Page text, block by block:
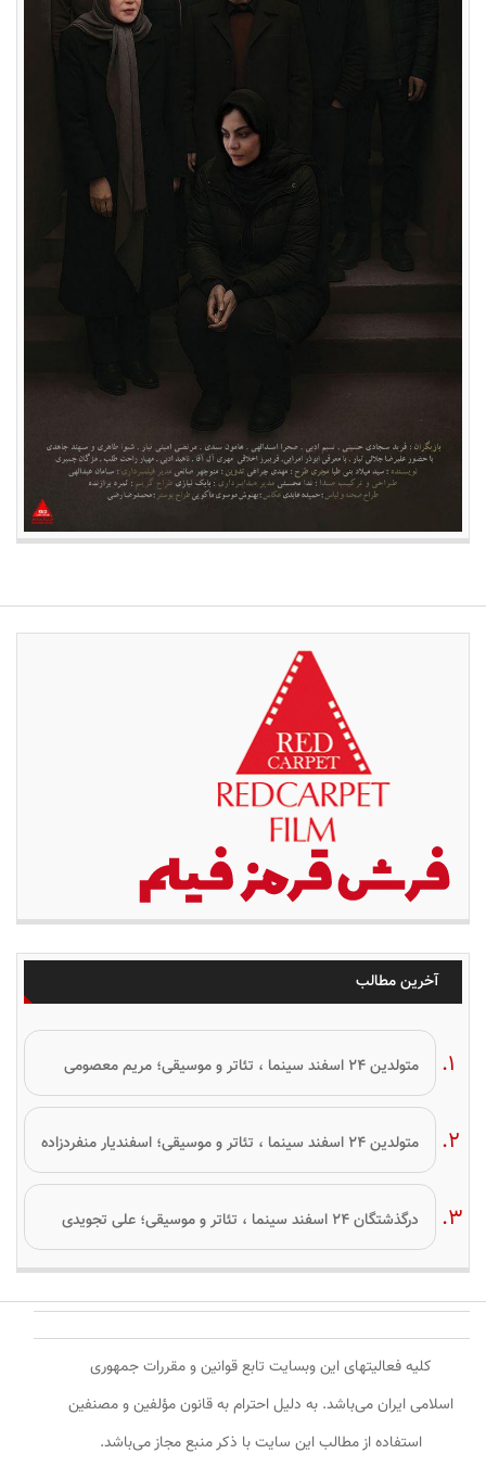
آخرین مطالب
متولدین ۲۴ اسفند سینما ، تئاتر و موسیقی؛ مریم معصومی
متولدین ۲۴ اسفند سینما ، تئاتر و موسیقی؛ اسفندیار منفردزاده
درگذشتگان ۲۴ اسفند سینما ، تئاتر و موسیقی؛ علی تجویدی
کلیه فعالیتهای این وبسایت تابع قوانین و مقررات جمهوری
اسلامی ایران می‌باشد. به دلیل احترام به قانون مؤلفین و مصنفین
استفاده از مطالب این سایت با ذکر منبع مجاز می‌باشد.